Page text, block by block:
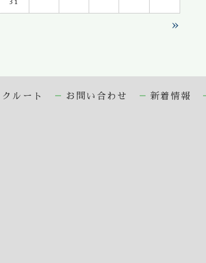
31
»
クルート お問い合わせ 新着情報